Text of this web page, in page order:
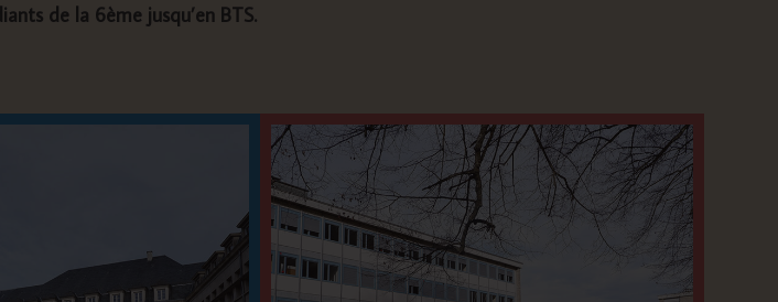
de la 6ème jusqu’en BTS.